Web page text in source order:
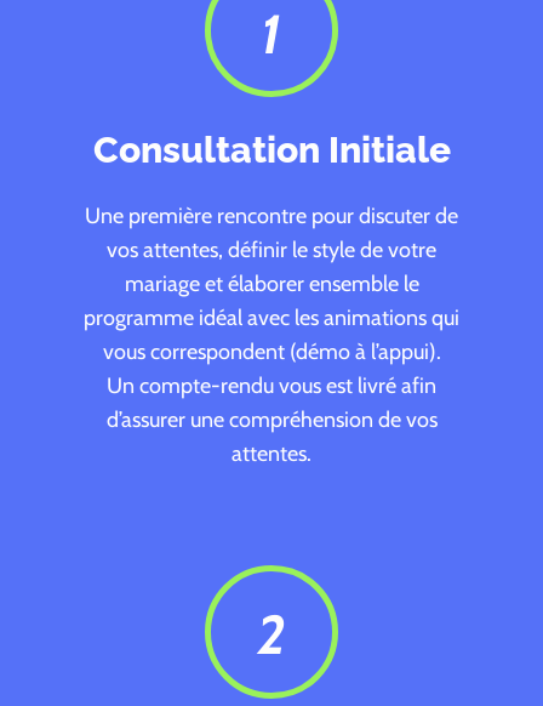
1
Consultation Initiale
Une première rencontre pour discuter de
vos attentes, définir le style de votre
mariage et élaborer ensemble le
programme idéal avec les animations qui
vous correspondent (démo à l’appui).
Un compte-rendu vous est livré afin
d’assurer une compréhension de vos
attentes.
2